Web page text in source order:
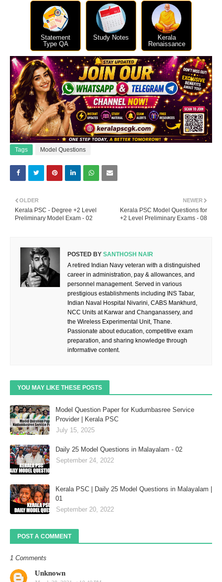
Statement
Type QA
Study Notes
Kerala
Renaissance
Tags Model Questions
NEWER
Kerala PSC Model Questions for
+2 Level Preliminary Exams - 08
OLDER
Kerala PSC - Degree +2 Level
Preliminary Model Exam - 02
POSTED BY SANTHOSH NAIR
A retired Indian Navy veteran with a distinguished
career in administration, pay & allowances, and
personnel management. Served in various
prestigious establishments including INS Tabar,
Indian Naval Hospital Nivarini, CABS Mankhurd,
NCC Units at Karwar and Changanassery, and
the Wireless Experimental Unit, Thane.
Passionate about education, competitive exam
preparation, and sharing knowledge through
informative content.
YOU MAY LIKE THESE POSTS
Model Question Paper for Kudumbasree Service
Provider | Kerala PSC
July 15, 2025
Daily 25 Model Questions in Malayalam - 02
September 24, 2022
Kerala PSC | Daily 25 Model Questions in Malayalam |
01
September 20, 2022
POST A COMMENT
1 Comments
Unknown